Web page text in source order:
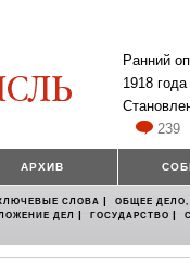
Ранний
1918 года
239
АРХИВ
СЛОВА | ОБЩЕЕ ДЕЛО,
ДЕЛ | ГОСУДАРСТВО |